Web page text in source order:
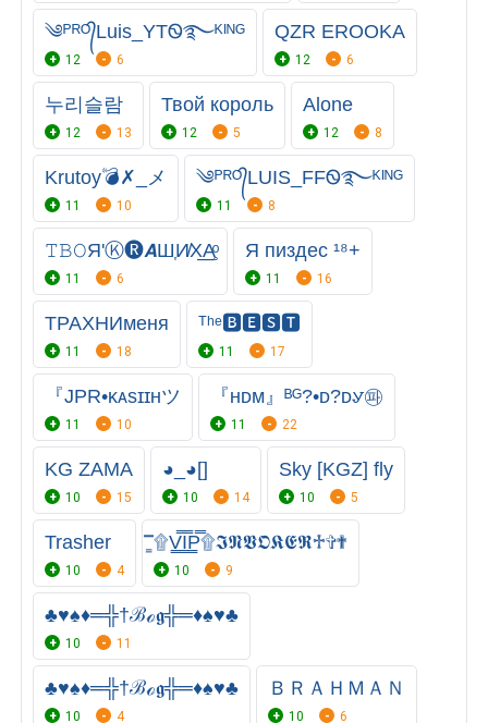
༄ᴾᴿᴼ᭄Luis_YTᏫ࿐ᴷᴵᴺᴳ
12 6
QZR EROOKA
12 6
누리슬람
12 13
Твой король
12 5
Alone
12 8
Krutoy💣✗_メ
11 10
༄ᴾᴿᴼ᭄LUIS_FFᏫ࿐ᴷᴵᴺᴳ
11 8
𝚃𝙱𝙾Я'Ⓚ︎🅡︎𝘼Ш͎И̸Х͟А̥ͦ
11 6
Я пиздес ¹⁸+
11 16
ТРАХНИменя
11 18
ᵀʰᵉ🅱︎🅴🆂🆃
11 17
『JPR•ᴋᴀsɪɪʜツ
11 10
『ʜᴅᴍ』ᴮᴳ?•ᴅ?ᴅꮍ㉺
11 22
KG ZAMA
10 15
◕_◕[]
10 14
Sky [KGZ] fly
10 5
Trasher
10 4
۩͇̿V͇̿I͇̿P͇̿۩𝕴𝕹𝖁𝕺𝕶𝕰𝕽♱✞✟
10 9
♣♥♠♦═╬†ℬℴ𝖌╬═♦♠♥♣
10 11
♣♥♠♦═╬†ℬℴ𝖌╬═♦♠♥♣
10 4
ＢＲＡＨＭＡＮ
10 6